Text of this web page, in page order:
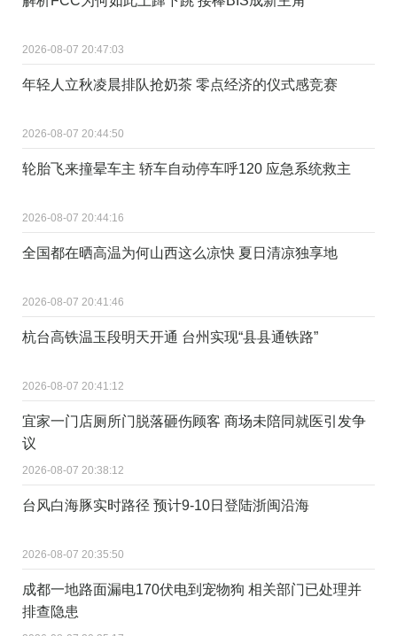
2026-08-07 20:47:03
年轻人立秋凌晨排队抢奶茶 零点经济的仪式感竞赛
2026-08-07 20:44:50
轮胎飞来撞晕车主 轿车自动停车呼120 应急系统救主
2026-08-07 20:44:16
全国都在晒高温为何山西这么凉快 夏日清凉独享地
2026-08-07 20:41:46
杭台高铁温玉段明天开通 台州实现“县县通铁路”
2026-08-07 20:41:12
宜家一门店厕所门脱落砸伤顾客 商场未陪同就医引发争
议
2026-08-07 20:38:12
台风白海豚实时路径 预计9-10日登陆浙闽沿海
2026-08-07 20:35:50
成都一地路面漏电170伏电到宠物狗 相关部门已处理并
排查隐患